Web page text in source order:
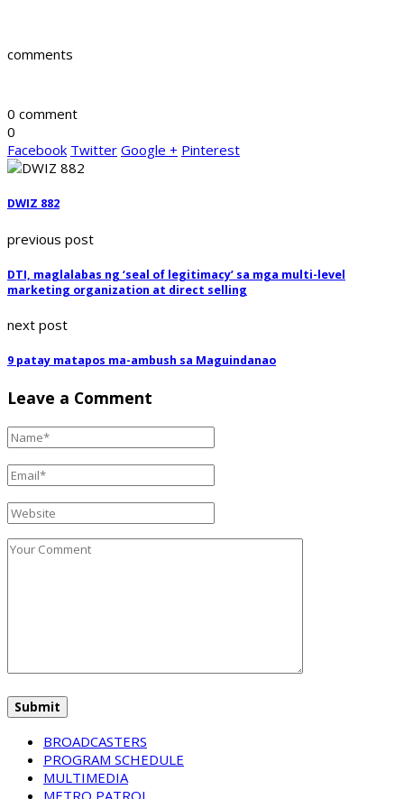
comments
0 comment
0
Facebook Twitter Google + Pinterest
DWIZ 882
previous post
DTI, maglalabas ng ‘seal of legitimacy’ sa mga multi-level
marketing organization at direct selling
next post
9 patay matapos ma-ambush sa Maguindanao
Leave a Comment
BROADCASTERS
PROGRAM SCHEDULE
MULTIMEDIA
METRO PATROL